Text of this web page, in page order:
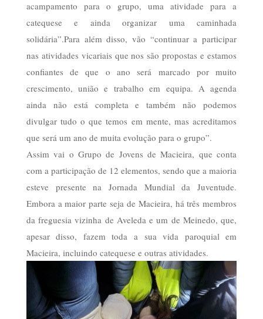
acampamento para o grupo, uma atividade para a
catequese e ainda organizar uma caminhada
solidária”.Para além disso, vão “continuar a participar
nas atividades vicariais que nos são propostas e estamos
confiantes de que o ano será marcado por muito
crescimento, união e trabalho em equipa. A agenda
ainda não está completa e também não podemos
divulgar tudo o que temos em mente, mas acreditamos
que será um ano de muita evolução para o grupo”.
Assim vai o Grupo de Jovens de Macieira, que conta
com a participação de 12 elementos, sendo que a maioria
esteve presente na Jornada Mundial da Juventude.
Embora a maior parte seja de Macieira, há três membros
da freguesia vizinha de Aveleda e um de Meinedo, que,
apesar disso, fazem toda a sua vida paroquial em
Macieira, incluindo catequese e outras atividades.